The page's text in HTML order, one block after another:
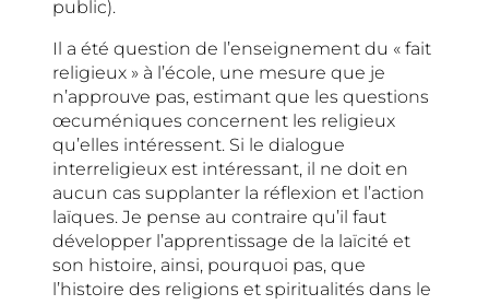
public).
Il a été question de l’enseignement du « fait
religieux » à l’école, une mesure que je
n’approuve pas, estimant que les questions
œcuméniques concernent les religieux
qu’elles intéressent. Si le dialogue
interreligieux est intéressant, il ne doit en
aucun cas supplanter la réflexion et l’action
laïques. Je pense au contraire qu’il faut
développer l’apprentissage de la laïcité et
son histoire, ainsi, pourquoi pas, que
l’histoire des religions et spiritualités dans le